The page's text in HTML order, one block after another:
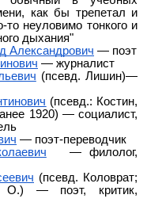
как бы трепетал и
то неуловимо тонкого и
дыхания"
Александрович — поэт
— журналист
(псевд. Лишин)—
(псевд.: Костин,
1920) ― социалист,
— поэт-переводчик
— филолог,
(псевд. Коловрат;
О.) — поэт, критик,